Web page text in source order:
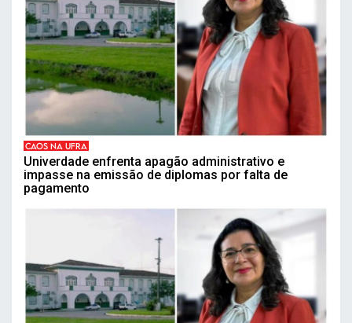
CAOS NA UFRA
Univerdade enfrenta apagão administrativo e
impasse na emissão de diplomas por falta de
pagamento